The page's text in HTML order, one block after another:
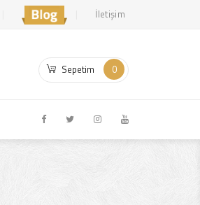
İletişim
Sepetim 0